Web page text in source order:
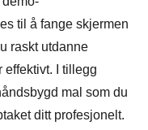
til å fange skjermen
raskt utdanne
effektivt. I tillegg
mal som du
ditt profesjonelt.